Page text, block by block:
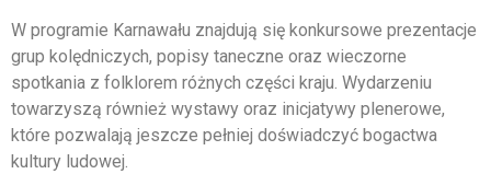
W programie Karnawału znajdują się konkursowe prezentacje
grup kolędniczych, popisy taneczne oraz wieczorne
spotkania z folklorem różnych części kraju. Wydarzeniu
towarzyszą również wystawy oraz inicjatywy plenerowe,
które pozwalają jeszcze pełniej doświadczyć bogactwa
kultury ludowej.